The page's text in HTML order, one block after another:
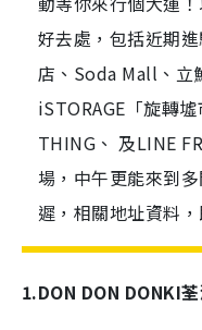
好去處，包括近期
店、Soda Mall、立
iSTORAGE「旋轉
THING、 及LINE
場，中午更能來到
遲，相關地址資料
1.DON DON DONKI